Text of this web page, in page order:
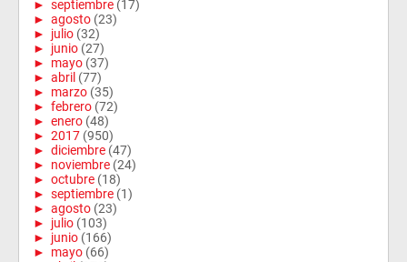
► septiembre (17)
► agosto (23)
► julio (32)
► junio (27)
► mayo (37)
► abril (77)
► marzo (35)
► febrero (72)
► enero (48)
► 2017 (950)
► diciembre (47)
► noviembre (24)
► octubre (18)
► septiembre (1)
► agosto (23)
► julio (103)
► junio (166)
► mayo (66)